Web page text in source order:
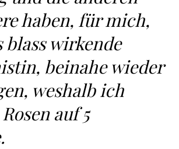
haben, für mich,
blass wirkende
beinahe wieder
weshalb ich
auf 5